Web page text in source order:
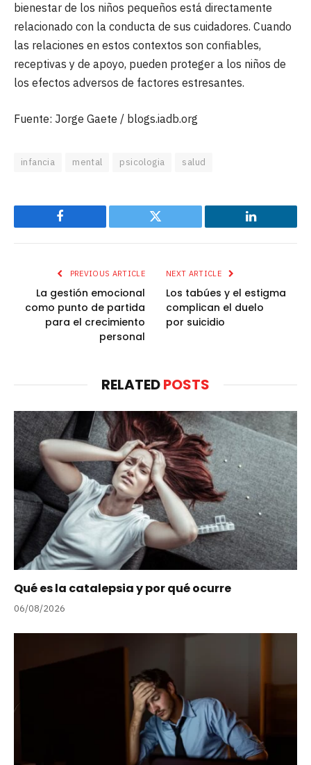
bienestar de los niños pequeños está directamente
relacionado con la conducta de sus cuidadores. Cuando
las relaciones en estos contextos son confiables,
receptivas y de apoyo, pueden proteger a los niños de
los efectos adversos de factores estresantes.
Fuente: Jorge Gaete / blogs.iadb.org
infancia mental psicologia salud
Facebook Twitter LinkedIn
PREVIOUS ARTICLE
La gestión emocional
como punto de partida
para el crecimiento
personal
NEXT ARTICLE
Los tabúes y el estigma
complican el duelo
por suicidio
RELATEDPOSTS
Qué es la catalepsia y por qué ocurre
06/08/2026